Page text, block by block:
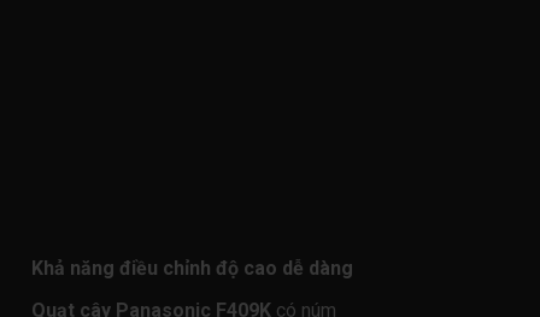
Khả năng điều chỉnh độ cao dễ dàng
Quạt cây Panasonic F409K có núm